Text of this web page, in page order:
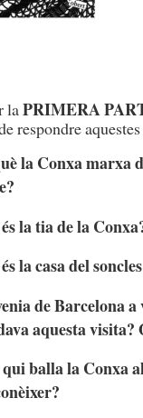
laPRIMERA
respondre
la Conxa marxa
la tia de la
la casa del
de Barcelona
aquesta visita?
balla la Conxa